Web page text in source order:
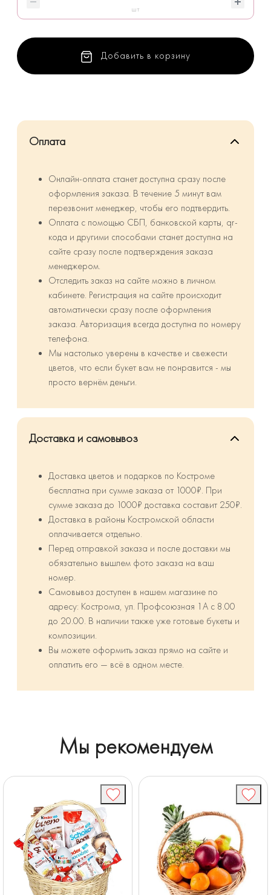
шт
Добавить в корзину
Оплата
Онлайн-оплата станет доступна сразу после
оформления заказа. В течение 5 минут вам
перезвонит менеджер, чтобы его подтвердить.
Оплата с помощью СБП, банковской карты, qr-
кода и другими способами станет доступна на
сайте сразу после подтверждения заказа
менеджером.
Отследить заказ на сайте можно в личном
кабинете. Регистрация на сайте происходит
автоматически сразу после оформления
заказа. Авторизация всегда доступна по номеру
телефона.
Мы настолько уверены в качестве и свежести
цветов, что если букет вам не понравится - мы
просто вернём деньги.
Доставка и самовывоз
Доставка цветов и подарков по Костроме
бесплатна при сумме заказа от 1000₽. При
сумме заказа до 1000₽ доставка составит 250₽.
⁠Доставка в районы Костромской области
оплачивается отдельно.
Перед отправкой заказа и после доставки мы
обязательно вышлем фото заказа на ваш
номер.
Самовывоз доступен в нашем магазине по
адресу: Кострома, ул. Профсоюзная 1А с 8.00
до 20.00. В наличии также уже готовые букеты и
композиции.
Вы можете оформить заказ прямо на сайте и
оплатить его — всё в одном месте.
Мы рекомендуем